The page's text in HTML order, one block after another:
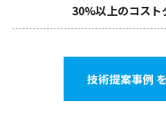
30%以上のコスト
技術提案事例